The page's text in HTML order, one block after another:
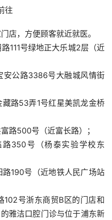
往
店，方便顾客就近就医。
111号绿地正大乐城2层（近
安公路3386号大融城风情街
路53弄1号红星美凯龙金桥
路500号（近富长路）；
350号（杨泰实验学校东
190号（近地铁人民广场站
号浙东商贸B区的门店和
雅洁口腔门诊与位于浦东新